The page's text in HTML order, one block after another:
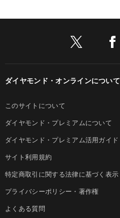
ダイヤモンド・オンラインについて
このサイトについて
ダイヤモンド・プレミアムについて
ダイヤモンド・プレミアム活用ガイド
サイト利用規約
特定商取引に関する法律に基づく表示
プライバシーポリシー・著作権
よくある質問